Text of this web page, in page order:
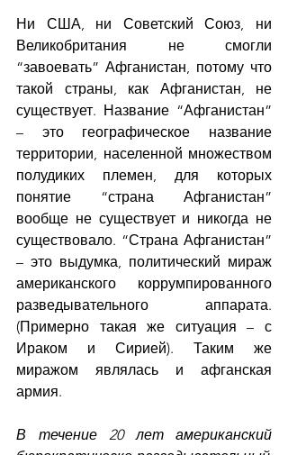
Ни США, ни Советский Союз, ни
Великобритания не смогли
“завоевать” Афганистан, потому что
такой страны, как Афганистан, не
существует. Название “Афганистан”
– это географическое название
территории, населенной множеством
полудиких племен, для которых
понятие “страна Афганистан”
вообще не существует и никогда не
существовало. “Страна Афганистан”
– это выдумка, политический мираж
американского коррумпированного
разведывательного аппарата.
(Примерно такая же ситуация – с
Ираком и Сирией). Таким же
миражом являлась и афганская
армия.
В течение 20 лет американский